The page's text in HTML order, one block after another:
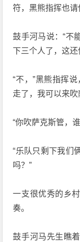
符，黑熊指挥也请
鼓手河马说：“不
下三个人了，这还
“不，”黑熊指挥
走了，我可以来吹
“你吹萨克斯管，
“乐队只剩下我们
吗？”
一支很优秀的乡
奏。
鼓手河马先生瞧